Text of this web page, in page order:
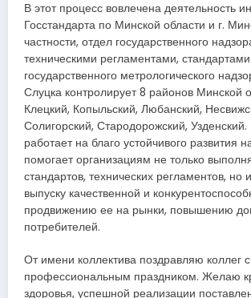
В этот процесс вовлечена деятельность
Госстандарта по Минской области и г.
частности, отдел государственного
техническими регламентами,
государственного метрологического
Слуцка контролирует 8 районов Минской
Клецкий, Копыльский, Любанский,
Солигорский, Стародорожский,
работает на благо устойчивого развития
помогает организациям не только
стандартов, технических регламентов, но
выпуску качественной и
продвижению ее на рынки, повышению
потребителей.
От имени коллектива поздравляю коллег с
профессиональным праздником. Желаю
здоровья, успешной реализации